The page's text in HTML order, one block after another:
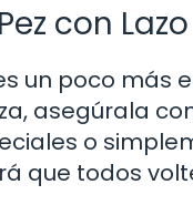
con Lazo
un poco
asegúrala
o
que todos